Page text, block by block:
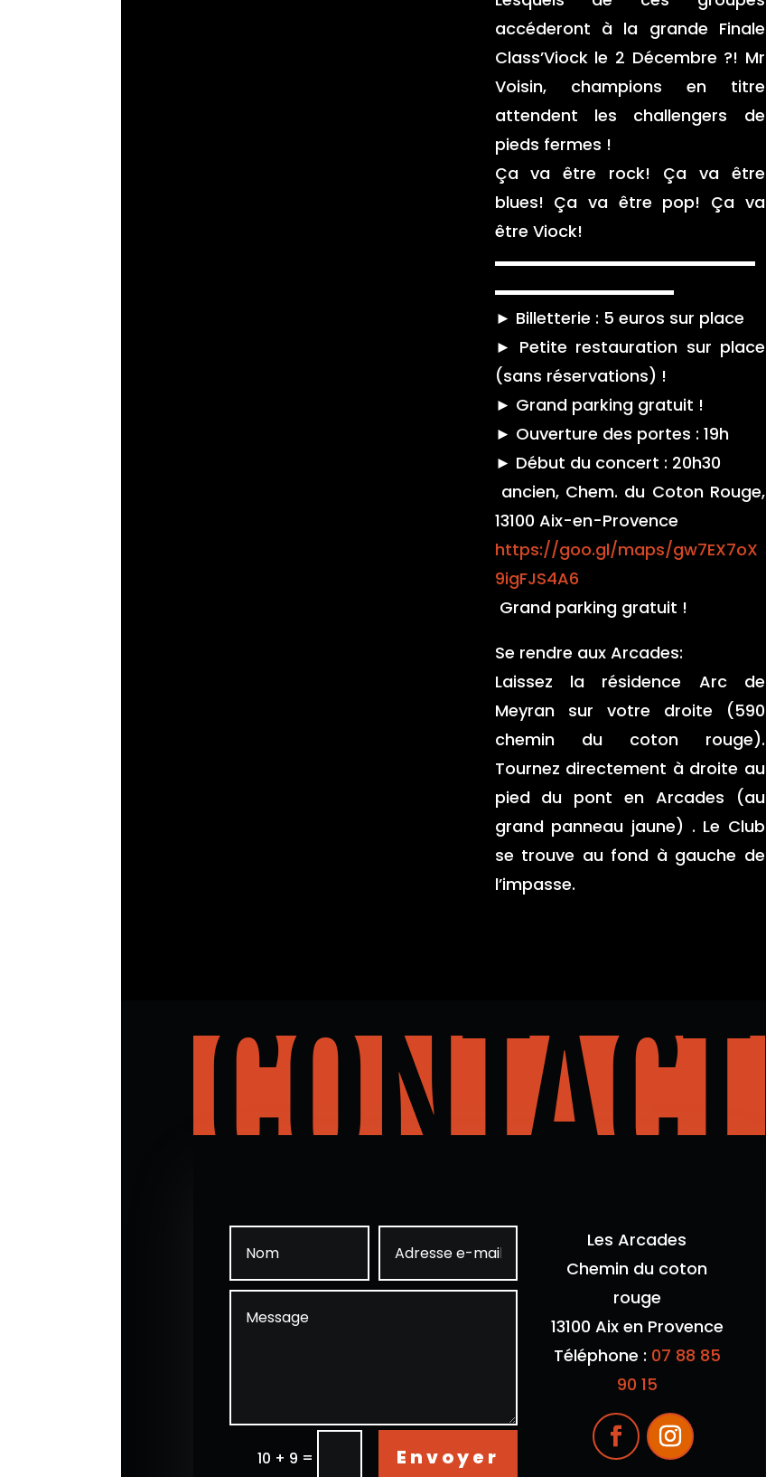
accéderont à la grande Finale
Class’Viock le 2 Décembre ?! Mr
Voisin, champions en titre
attendent les challengers de
pieds fermes !
Ça va être rock! Ça va être
blues! Ça va être pop! Ça va
être Viock!
▬▬▬▬▬▬▬▬▬▬▬▬▬▬▬▬
▬▬▬▬▬▬▬▬▬▬▬
► Billetterie : 5 euros sur place
► Petite restauration sur place
(sans réservations) !
► Grand parking gratuit !
► Ouverture des portes : 19h
► Début du concert : 20h30
ancien, Chem. du Coton Rouge,
13100 Aix-en-Provence
https://goo.gl/maps/gw7EX7oX
9igFJS4A6
Grand parking gratuit !
Se rendre aux Arcades:
Laissez la résidence Arc de
Meyran sur votre droite (590
chemin du coton rouge).
Tournez directement à droite au
pied du pont en Arcades (au
grand panneau jaune) . Le Club
se trouve au fond à gauche de
l’impasse.
CONTACT
10 + 9 = Envoyer
Les Arcades
Chemin du coton
rouge
13100 Aix en Provence
Téléphone : 07 88 85
90 15